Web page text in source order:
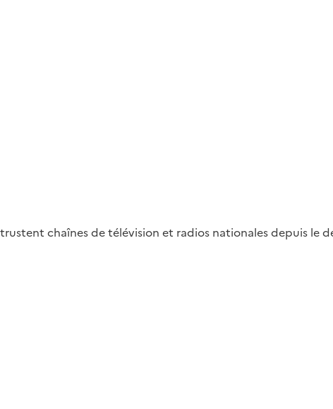
chaînes de télévision et radios nationales depuis le